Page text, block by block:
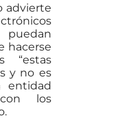
advierte
hacerse
“estas
y no es
entidad
los